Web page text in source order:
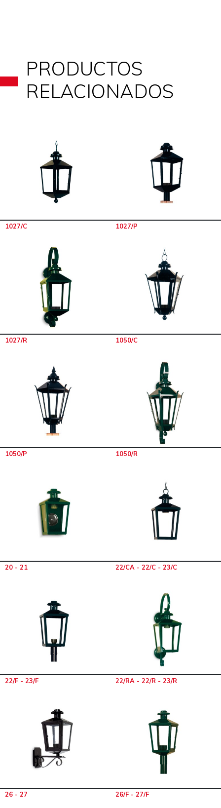
PRODUCTOS
RELACIONADOS
1027/C 1027/P
1027/R 1050/C
1050/P 1050/R
20 - 21 22/CA - 22/C - 23/C
22/F - 23/F 22/RA - 22/R - 23/R
26 - 27 26/F - 27/F